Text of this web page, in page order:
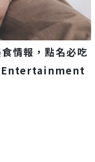
情報，點名必吃
Entertainment